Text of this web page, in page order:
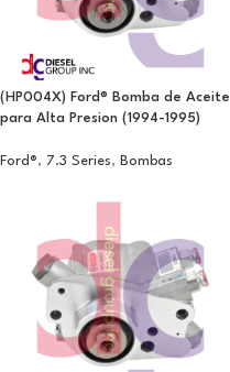
(HP004X) Ford® Bomba de Aceite
para Alta Presion (1994-1995)
Ford®, 7.3 Series, Bombas